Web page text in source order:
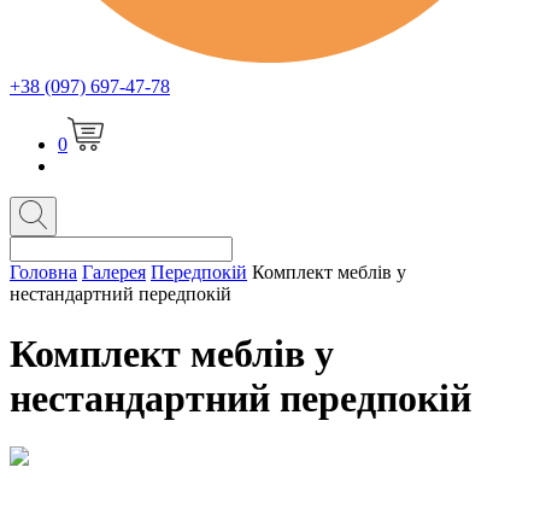
+38 (097) 697-47-78
0
Головна Галерея Передпокій Комплект меблів у
нестандартний передпокій
Комплект меблів у
нестандартний передпокій